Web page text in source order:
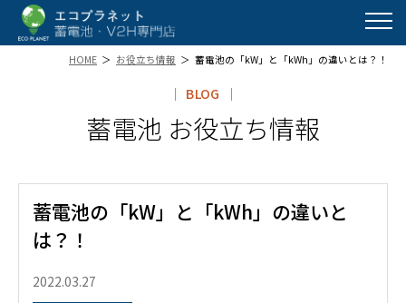
HOME お役立ち情報 蓄電池の「kW」と「kWh」の違いとは？！
BLOG
蓄電池 お役立ち情報
蓄電池の「kW」と「kWh」の違いと
は？！
2022.03.27